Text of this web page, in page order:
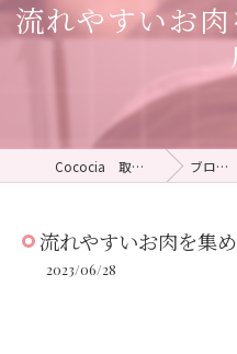
流れやすいお
Cococia 取手店 ブログ
流れやすいお肉を集
2023/06/28